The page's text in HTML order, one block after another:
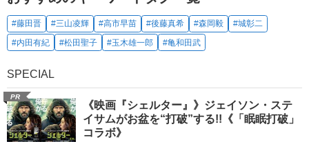
#藤田晋 #三山凌輝 #高市早苗 #後藤真希 #森岡毅
#城彰二
#内田有紀
#松田聖子 #玉木雄一郎 #亀和田武
SPECIAL
PR
《映画『シェルター』》ジェイソン・ステ
イサムがお盆を“打破”する!!《「眠眠打破」
コラボ》